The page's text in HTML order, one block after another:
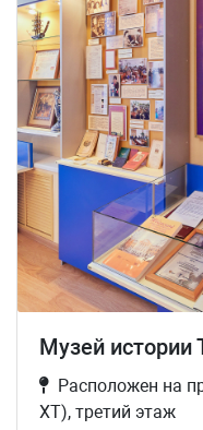
Музей истории
Расположен на
ХТ), третий этаж